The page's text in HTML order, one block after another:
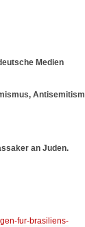
Medien
an Juden.
fur-brasiliens-